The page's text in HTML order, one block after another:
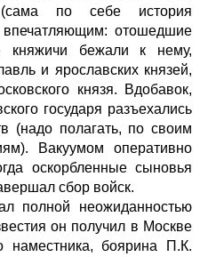
по себе история
отошедшие
княжичи бежали к нему,
и ярославских князей,
князя. Вдобавок,
государя разъехались
(надо полагать, по своим
Вакуумом оперативно
оскорбленные сыновья
сбор войск.
полной неожиданностью
он получил в Москве
наместника, боярина П.К.